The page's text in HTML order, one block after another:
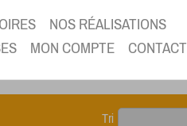
NOS RÉALISATIONS
MON COMPTE CONTACT
Tri